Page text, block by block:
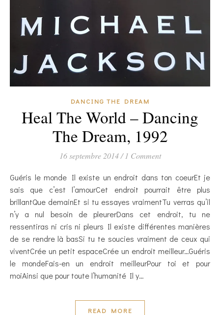
DANCING THE DREAM
Heal The World – Dancing
The Dream, 1992
16 septembre 2014 / 1 Comment
Guéris le monde Il existe un endroit dans ton coeurEt je
sais que c’est l’amourCet endroit pourrait être plus
brillantQue demainEt si tu essayes vraimentTu verras qu’il
n’y a nul besoin de pleurerDans cet endroit, tu ne
ressentiras ni cris ni pleurs Il existe différentes manières
de se rendre là basSi tu te soucies vraiment de ceux qui
viventCrée un petit espaceCrée un endroit meilleur…Guéris
le mondeFais-en un endroit meilleurPour toi et pour
moiAinsi que pour toute l’humanité Il y…
READ MORE